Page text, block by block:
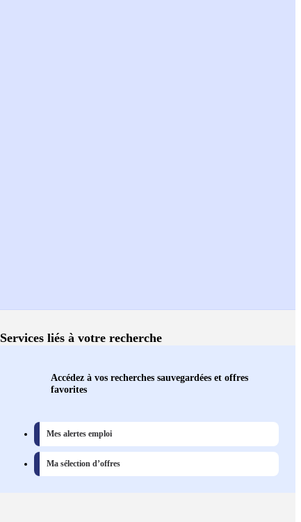
Services liés à votre recherche
Accédez à vos recherches sauvegardées et offres
favorites
Mes alertes emploi
Ma sélection d’offres